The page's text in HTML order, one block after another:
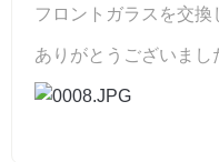
フロントガラスを交換
ありがとうございまし